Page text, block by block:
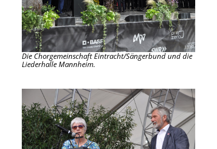
Die Chorgemeinschaft Eintracht/Sängerbund und die
Liederhalle Mannheim.